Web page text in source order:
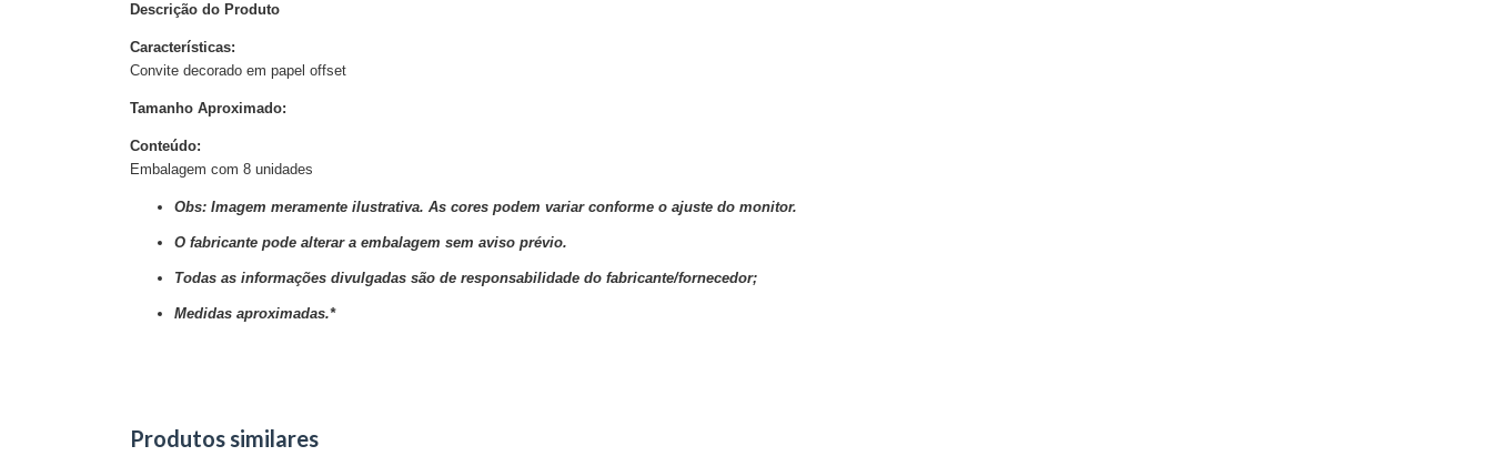
Descrição do Produto
Características:
Convite decorado em papel offset
Tamanho Aproximado:
Conteúdo:
Embalagem com 8 unidades
Obs: Imagem meramente ilustrativa. As cores podem variar conforme o ajuste do monitor.
O fabricante pode alterar a embalagem sem aviso prévio.
Todas as informações divulgadas são de responsabilidade do fabricante/fornecedor;
Medidas aproximadas.*
Produtos similares